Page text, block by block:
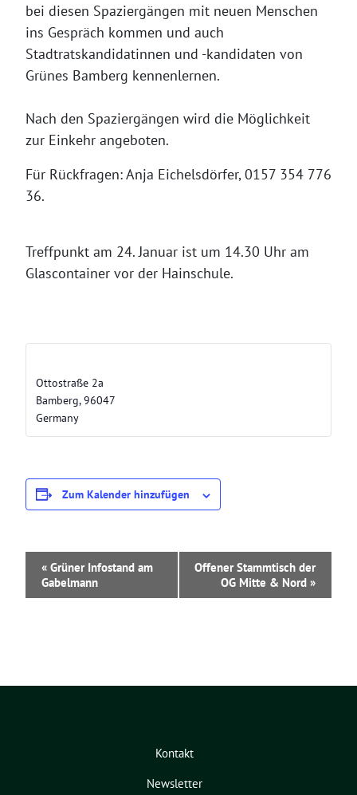
bei diesen Spaziergängen mit neuen Menschen
ins Gespräch kommen und auch
Stadtratskandidatinnen und -kandidaten von
Grünes Bamberg kennenlernen.
Nach den Spaziergängen wird die Möglichkeit
zur Einkehr angeboten.
Für Rückfragen: Anja Eichelsdörfer, 0157 354 776
36.
Treffpunkt am 24. Januar ist um 14.30 Uhr am
Glascontainer vor der Hainschule.
Ottostraße 2a
Bamberg, 96047
Germany
Zum Kalender hinzufügen
« Grüner Infostand am
Gabelmann
Offener Stammtisch der
OG Mitte & Nord »
Kontakt
Newsletter